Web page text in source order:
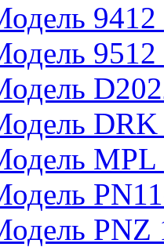
9412
9512
DRK
MPL
PNZ